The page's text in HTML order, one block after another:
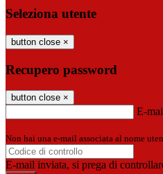
Seleziona utente
button close ×
Recupero password
button close ×
E-
Non hai una e-mail associata al nome
E-mail inviata, si prega di